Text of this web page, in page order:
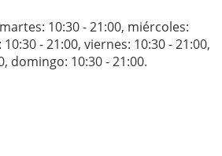
martes: 10:30 - 21:00, miércoles:
10:30 - 21:00, viernes: 10:30 - 21:00,
, domingo: 10:30 - 21:00.